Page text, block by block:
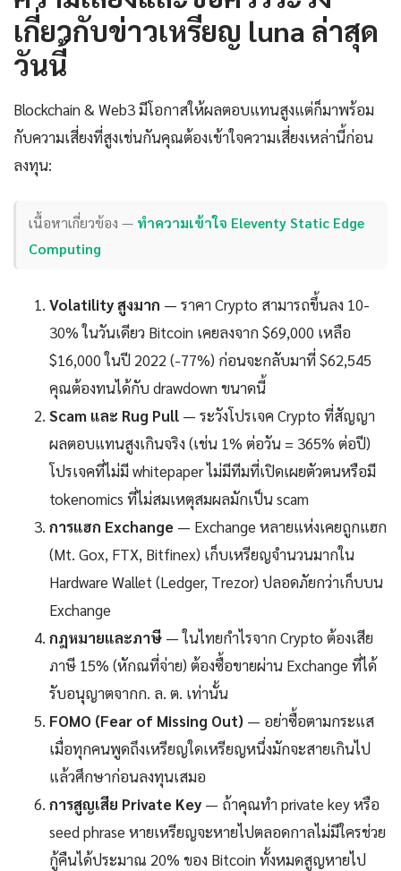
เกี่ยวกับข่าวเหรียญ luna ล่าสุด
วันนี้
Blockchain & Web3 มีโอกาสให้ผลตอบแทนสูงแต่ก็มาพร้อม
กับความเสี่ยงที่สูงเช่นกันคุณต้องเข้าใจความเสี่ยงเหล่านี้ก่อน
ลงทุน:
เนื้อหาเกี่ยวข้อง — ทำความเข้าใจ Eleventy Static Edge
Computing
Volatility สูงมาก — ราคา Crypto สามารถขึ้นลง 10-
30% ในวันเดียว Bitcoin เคยลงจาก $69,000 เหลือ
$16,000 ในปี 2022 (-77%) ก่อนจะกลับมาที่ $62,545
คุณต้องทนได้กับ drawdown ขนาดนี้
Scam และ Rug Pull — ระวังโปรเจค Crypto ที่สัญญา
ผลตอบแทนสูงเกินจริง (เช่น 1% ต่อวัน = 365% ต่อปี)
โปรเจคที่ไม่มี whitepaper ไม่มีทีมที่เปิดเผยตัวตนหรือมี
tokenomics ที่ไม่สมเหตุสมผลมักเป็น scam
การแฮก Exchange — Exchange หลายแห่งเคยถูกแฮก
(Mt. Gox, FTX, Bitfinex) เก็บเหรียญจำนวนมากใน
Hardware Wallet (Ledger, Trezor) ปลอดภัยกว่าเก็บบน
Exchange
กฎหมายและภาษี — ในไทยกำไรจาก Crypto ต้องเสีย
ภาษี 15% (หักณที่จ่าย) ต้องซื้อขายผ่าน Exchange ที่ได้
รับอนุญาตจากก. ล. ต. เท่านั้น
FOMO (Fear of Missing Out) — อย่าซื้อตามกระแส
เมื่อทุกคนพูดถึงเหรียญใดเหรียญหนึ่งมักจะสายเกินไป
แล้วศึกษาก่อนลงทุนเสมอ
การสูญเสีย Private Key — ถ้าคุณทำ private key หรือ
seed phrase หายเหรียญจะหายไปตลอดกาลไม่มีใครช่วย
กู้คืนได้ประมาณ 20% ของ Bitcoin ทั้งหมดสูญหายไป